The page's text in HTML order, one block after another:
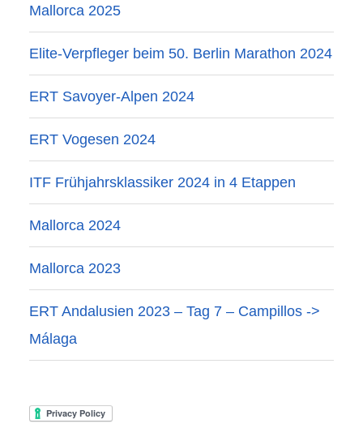
Mallorca 2025
Elite-Verpfleger beim 50. Berlin Marathon 2024
ERT Savoyer-Alpen 2024
ERT Vogesen 2024
ITF Frühjahrsklassiker 2024 in 4 Etappen
Mallorca 2024
Mallorca 2023
ERT Andalusien 2023 – Tag 7 – Campillos ->
Málaga